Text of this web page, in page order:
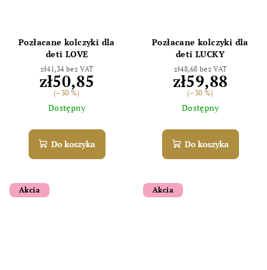
Pozłacane kolczyki dla
deti LOVE
zł41,34 bez VAT
zł50,85
(–30 %)
Dostępny
Do koszyka
Pozłacane kolczyki dla
deti LUCKY
zł48,68 bez VAT
zł59,88
(–30 %)
Dostępny
Do koszyka
Akcia Akcia